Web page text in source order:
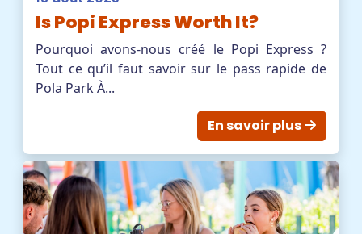
FR ACHETER DES BILLETS
TikTok Pola Park
Facebook Pola Park
Twitter/X Pola
YouTube Pola
WhatsApp
Is Popi Express Worth It?
Pourquoi avons-nous créé le Popi Express ?
Tout ce qu’il faut savoir sur le pass rapide de
Pola Park À...
En savoir plus